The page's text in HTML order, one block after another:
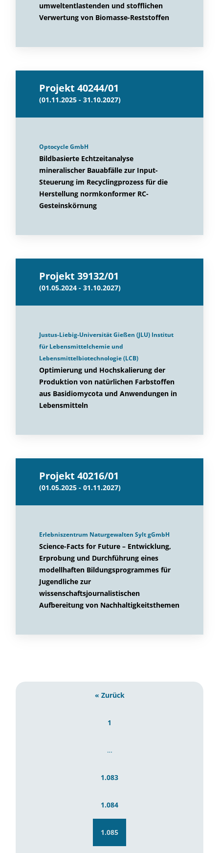
umweltentlastenden und stofflichen
Verwertung von Biomasse-Reststoffen
Projekt 40244/01
(01.11.2025 - 31.10.2027)
Optocycle GmbH
Bildbasierte Echtzeitanalyse
mineralischer Bauabfälle zur Input-
Steuerung im Recyclingprozess für die
Herstellung normkonformer RC-
Gesteinskörnung
Projekt 39132/01
(01.05.2024 - 31.10.2027)
Justus-Liebig-Universität Gießen (JLU) Institut
für Lebensmittelchemie und
Lebensmittelbiotechnologie (LCB)
Optimierung und Hochskalierung der
Produktion von natürlichen Farbstoffen
aus Basidiomycota und Anwendungen in
Lebensmitteln
Projekt 40216/01
(01.05.2025 - 01.11.2027)
Erlebniszentrum Naturgewalten Sylt gGmbH
Science-Facts for Future – Entwicklung,
Erprobung und Durchführung eines
modellhaften Bildungsprogrammes für
Jugendliche zur
wissenschaftsjournalistischen
Aufbereitung von Nachhaltigkeitsthemen
« Zurück
1
…
1.083
1.084
1.085